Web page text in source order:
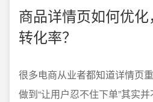
商品详情页如何优
转化率？
很多电商从业者都知道详情页
做到“让用户忍不住下单”其实